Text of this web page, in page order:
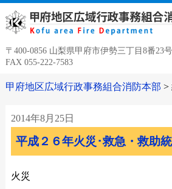
〒400-0856 山梨県甲府市伊勢三丁目8番
FAX 055-222-7583
甲府地区広域行政事務組合消防本部 >
2014年8月25日
平成２６年火災･救急・救助
火災